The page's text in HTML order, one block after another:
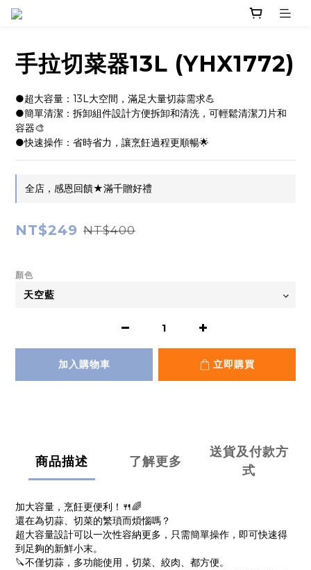
手拉切菜器13L (YHX1772)
●超大容量：13L大空間，滿足大量切蒜需求💪
●簡單清潔：拆卸組件設計方便拆卸和清洗，可輕鬆清潔刀片和
容器🎨
●快速操作：省時省力，讓烹飪過程更順暢🌟
全店，感恩回饋★滿千贈好禮
NT$249 NT$400
顏色
加入購物車 立即購買
商品描述 了解更多
送貨及付款方
式
加大容量，烹飪更便利！🍴🌈
還在為切蒜、切菜的繁瑣而煩惱嗎？
超大容量設計可以一次性容納更多，只需簡單操作，即可快速得
到足夠的新鮮小末。
🔪不僅切蒜，多功能使用，切菜、絞肉、都方便。